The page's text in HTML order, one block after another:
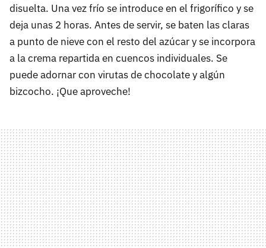
disuelta. Una vez frío se introduce en el frigorífico y se
deja unas 2 horas. Antes de servir, se baten las claras
a punto de nieve con el resto del azúcar y se incorpora
a la crema repartida en cuencos individuales. Se
puede adornar con virutas de chocolate y algún
bizcocho. ¡Que aproveche!